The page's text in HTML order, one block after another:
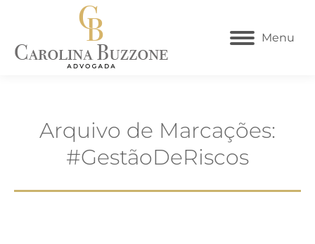
Menu
Arquivo de Marcações:
#GestãoDeRiscos​